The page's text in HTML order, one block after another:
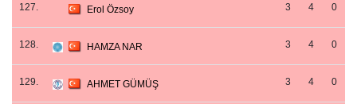
127. Erol Özsoy 3 4 0
128. HAMZA NAR 3 4 0
129. AHMET GÜMÜŞ 3 4 0